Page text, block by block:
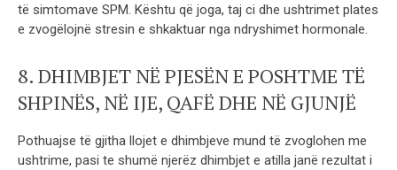
të simtomave SPM. Kështu që joga, taj ci dhe ushtrimet plates
e zvogëlojnë stresin e shkaktuar nga ndryshimet hormonale.
8. DHIMBJET NË PJESËN E POSHTME TË
SHPINËS, NË IJE, QAFË DHE NË GJUNJË
Pothuajse të gjitha llojet e dhimbjeve mund të zvoglohen me
ushtrime, pasi te shumë njerëz dhimbjet e atilla janë rezultat i